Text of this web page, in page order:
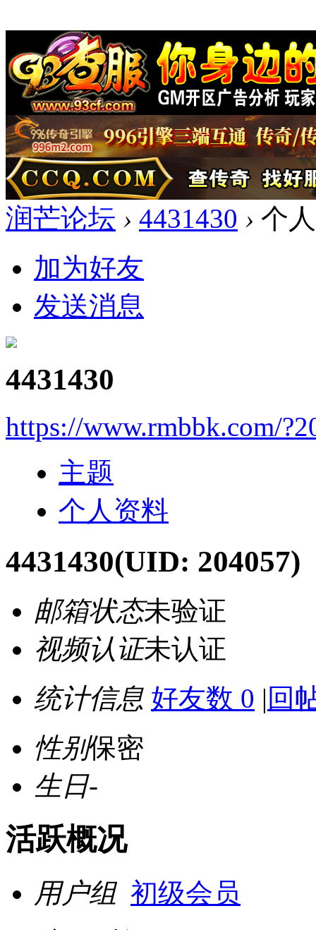
润芒论坛 › 4431430 › 个
加为好友
发送消息
4431430
https://www.rmbbk.com/
主题
个人资料
4431430(UID: 204057)
邮箱状态未验证
视频认证未认证
统计信息 好友数 0 | 回
性别保密
生日-
活跃概况
用户组 初级会员